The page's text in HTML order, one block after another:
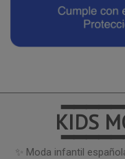
KIDS
✨ Moda infantil